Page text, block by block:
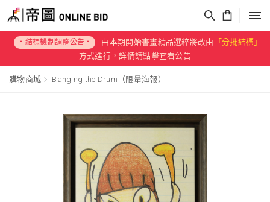
帝圖Online Bid
・結標機制調整公告・ 由本期開始書畫精品選粹將改由
「分批結標」
方式進行，詳情請點擊查看公告
購物商城 Banging the Drum（限量海報）